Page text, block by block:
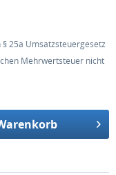
25a Umsatzsteuergesetz
Mehrwertsteuer nicht